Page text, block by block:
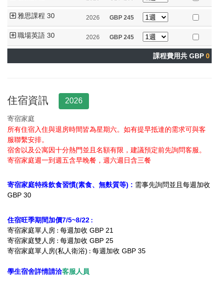
雅思課程 30 2026 GBP 245
職場英語 30 2026 GBP 245
課程費用共 GBP 0
住宿資訊 2026
寄宿家庭
所有住宿入住與退房時間皆為星期六。 如有提早抵達的需求可與客
服聯繫安排。
宿舍以及公寓因十分熱門並且名額有限，建議預定前先詢問客服。
寄宿家庭週一到週五含早晚餐，週六週日含三餐
寄宿家庭特殊飲食習慣(素食、無麩質等) : 需事先詢問並且每週加收
GBP 30
住宿旺季期間加價7/5~8/22 :
寄宿家庭單人房 : 每週加收 GBP 21
寄宿家庭雙人房 : 每週加收 GBP 25
寄宿家庭單人房(私人衛浴) : 每週加收 GBP 35
學生宿舍詳情請洽客服人員